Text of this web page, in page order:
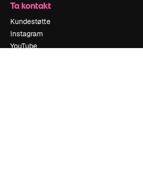
Ta kontakt
Kundestøtte
Instagram
YouTube